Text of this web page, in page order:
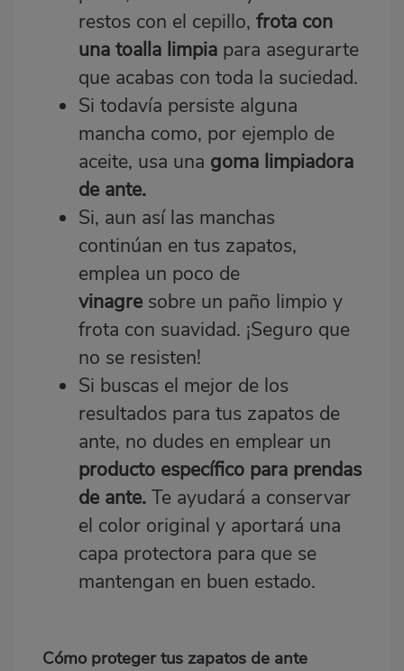
restos con el cepillo, frota con
una toalla limpia para asegurarte
que acabas con toda la suciedad.
Si todavía persiste alguna
mancha como, por ejemplo de
aceite, usa una goma limpiadora
de ante.
Si, aun así las manchas
continúan en tus zapatos,
emplea un poco de
vinagre sobre un paño limpio y
frota con suavidad. ¡Seguro que
no se resisten!
Si buscas el mejor de los
resultados para tus zapatos de
ante, no dudes en emplear un
producto específico para prendas
de ante. Te ayudará a conservar
el color original y aportará una
capa protectora para que se
mantengan en buen estado.
Cómo proteger tus zapatos de ante